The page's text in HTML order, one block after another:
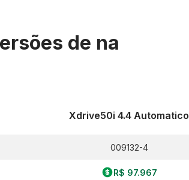
de na
Xdrive50i 4.4 Automatico
009132-4
R$ 97.967